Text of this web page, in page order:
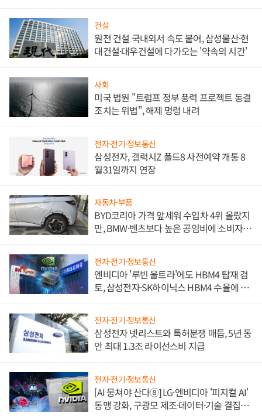
건설
원전 건설 국내외서 속도 붙어, 삼성물산·현
대건설·대우건설에 다가오는 '약속의 시간'
사회
미국 법원 "트럼프 정부 풍력 프로젝트 동결
조치는 위법", 해제 명령 내려
전자·전기·정보통신
삼성전자, 갤럭시Z 폴드8 사전예약 개통 8
월31일까지 연장
자동차·부품
BYD코리아 가격 앞세워 수입차 4위 올랐지
만, BMW·벤츠보다 높은 공임비에 소비자
전자·전기·정보통신
엔비디아 '루빈 울트라'에도 HBM4 탑재 검
토, 삼성전자·SK하이닉스 HBM4 수율에 주
전자·전기·정보통신
삼성전자 넷리스트와 특허분쟁 매듭, 5년 동
안 최대 1.3조 라이선스비 지급
전자·전기·정보통신
[AI 뭉쳐야 산다⑧] LG·엔비디아 '피지컬 AI'
동맹 강화, 구광모 제조·데이터·기술 결집